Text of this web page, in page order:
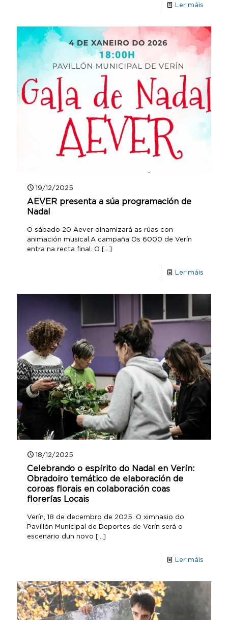
Ler máis
19/12/2025
AEVER presenta a súa programación de
Nadal
O sábado 20 Aever dinamizará as rúas con
animación musical.A campaña Os 6000 de Verín
entra na recta final. O […]
Ler máis
18/12/2025
Celebrando o espírito do Nadal en Verín:
Obradoiro temático de elaboración de
coroas florais en colaboración coas
florerías Locais
Verín, 18 de decembro de 2025. O ximnasio do
Pavillón Municipal de Deportes de Verín será o
escenario dun novo […]
Ler máis